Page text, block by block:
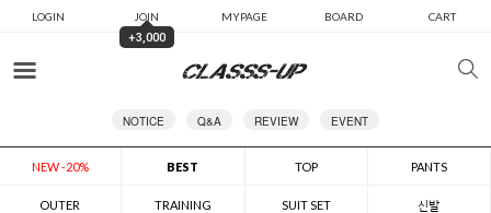
LOGIN JOIN MYPAGE BOARD CART
+3,000
NOTICE Q&A REVIEW EVENT
NEW -20% BEST TOP PANTS
OUTER TRAINING SUIT SET 신발